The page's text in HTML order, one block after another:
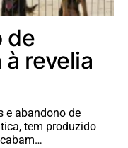
de
revelia
e abandono de
tem produzido